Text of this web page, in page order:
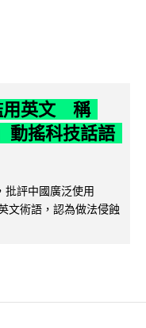
用英文 稱
動搖科技話語
批評中國廣泛使用
文術語，認為做法侵蝕